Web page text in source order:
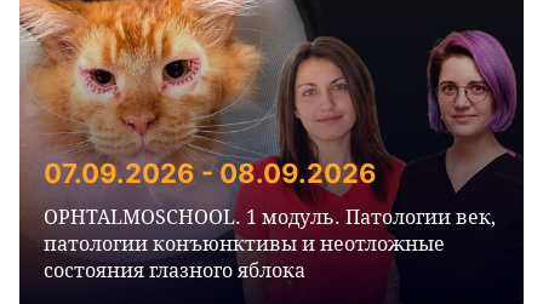
07.09.2026 - 08.09.2026
OPHTALMOSCHOOL. 1 модуль. Патологии век,
патологии конъюнктивы и неотложные
состояния глазного яблока